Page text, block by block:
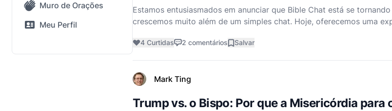
Muro de Orações
Meu Perfil
Estamos entusiasmados em anunciar que Bible Chat está se
crescemos muito além de um simples chat. Hoje, oferecemos uma
inte4 Curtidas 2 comentários Salvar
Mark Ting
Trump vs. o Bispo: Por que a Misericórdia para